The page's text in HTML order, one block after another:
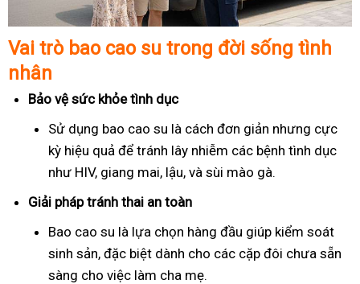
Vai trò bao cao su trong đời sống tình
nhân
Bảo vệ sức khỏe tình dục
Sử dụng bao cao su là cách đơn giản nhưng cực
kỳ hiệu quả để tránh lây nhiễm các bệnh tình dục
như HIV, giang mai, lậu, và sùi mào gà.
Giải pháp tránh thai an toàn
Bao cao su là lựa chọn hàng đầu giúp kiểm soát
sinh sản, đặc biệt dành cho các cặp đôi chưa sẵn
sàng cho việc làm cha mẹ.